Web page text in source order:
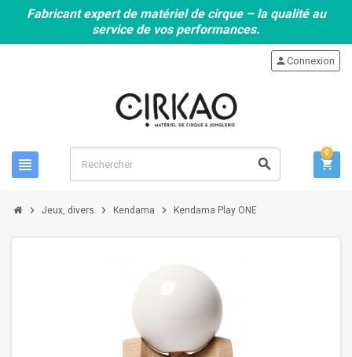
Fabricant expert de matériel de cirque – la qualité au
service de vos performances.
view_headline search
personConnexion
shopping_cart
0
chevron_right Jeux, divers chevron_right Kendama chevron_right Kendama Play ONE